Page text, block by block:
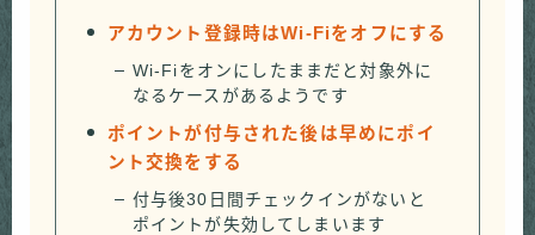
アカウント登録時はWi-Fiをオフにする
Wi-Fiをオンにしたままだと対象外に
なるケースがあるようです
ポイントが付与された後は早めにポイ
ント交換をする
付与後30日間チェックインがないと
ポイントが失効してしまいます